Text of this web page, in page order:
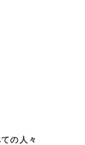
の人々